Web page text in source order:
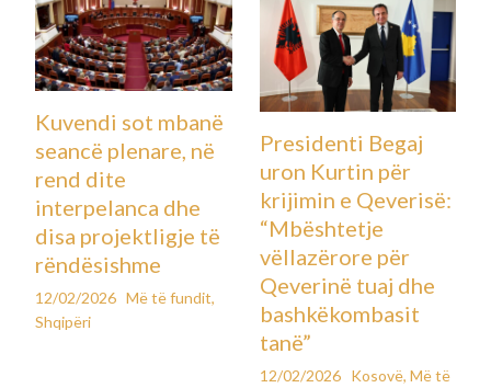
Kuvendi sot mbanë
seancë plenare, në
rend dite
interpelanca dhe
disa projektligje të
rëndësishme
12/02/2026 Më të fundit,
Shqipëri
Presidenti Begaj
uron Kurtin për
krijimin e Qeverisë:
“Mbështetje
vëllazërore për
Qeverinë tuaj dhe
bashkëkombasit
tanë”
12/02/2026 Kosovë, Më të